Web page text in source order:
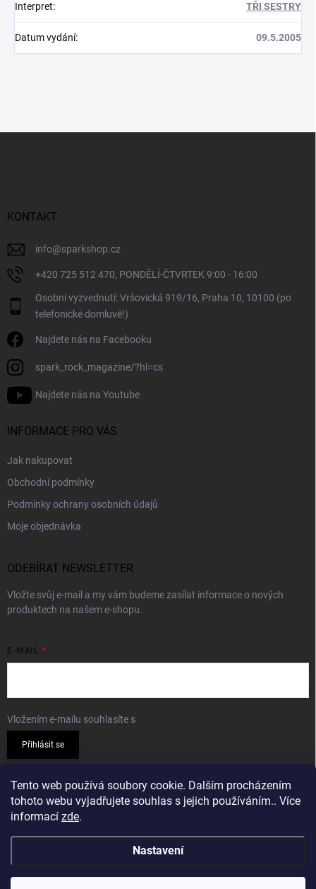
Tento web používá soubory cookie. Dalším procházením
tohoto webu vyjadřujete souhlas s jejich používáním.. Více
informací zde.
Nastavení
Interpret: TŘI SESTRY
Datum vydání: 09.5.2005
KONTAKT
info@sparkshop.cz
+420 725 512 470, PONDĚLÍ-ČTVRTEK 9:00 - 16:00
Osobní vyzvednutí: Vršovická 919/16, Praha 10, 10100 (po
telefonické domluvě!)
Najdete nás na Facebooku
spark_rock_magazine/?hl=cs
Najdete nás na Youtube
INFORMACE PRO VÁS
Jak nakupovat
Obchodní podmínky
Podmínky ochrany osobních údajů
Moje objednávka
ODEBÍRAT NEWSLETTER
Vložte svůj e-mail a my vám budeme zasílat informace o nových
produktech na našem e-shopu.
E-MAIL
Vložením e-mailu souhlasíte s
Přihlásit se
PŘIJÍMÁME ONLINE PLATBY